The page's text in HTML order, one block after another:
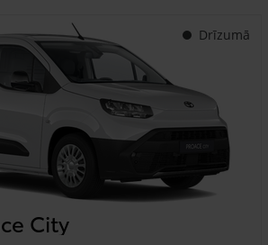
Drīzumā
City